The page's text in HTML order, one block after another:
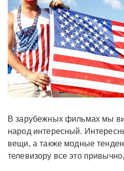
В зарубежных фильмах мы видим, что американцы —
народ интересный.
вещи, а также модные
телевизору все это